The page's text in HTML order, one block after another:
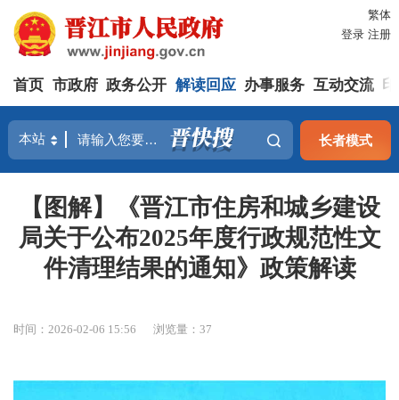
繁体
登录 注册
首页 市政府 政务公开 解读回应 办事服务 互动交流
长者模式
【图解】《晋江市住房和城乡建设
局关于公布2025年度行政规范性文
件清理结果的通知》政策解读
时间：2026-02-06 15:56 浏览量：37